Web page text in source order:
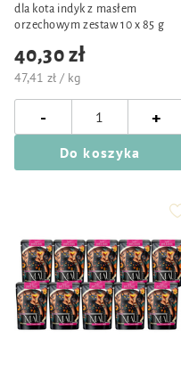
dla kota indyk z masłem
orzechowym zestaw 10 x 85 g
40,30 zł
47,41 zł / kg
- +
Do koszyka